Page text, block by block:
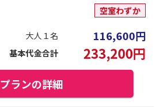
空室わずか
大人１名 116,600円
基本代金合計 233,200円
プランの詳細